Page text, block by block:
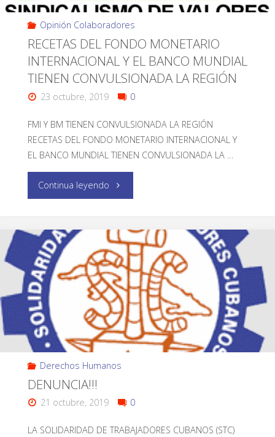
Opinión Colaboradores
RECETAS DEL FONDO MONETARIO
INTERNACIONAL Y EL BANCO MUNDIAL
TIENEN CONVULSIONADA LA REGIÓN
23 octubre, 2019 0
FMI Y BM TIENEN CONVULSIONADA LA REGIÓN
RECETAS DEL FONDO MONETARIO INTERNACIONAL Y
EL BANCO MUNDIAL TIENEN CONVULSIONADA LA …
Continua leyendo
Derechos Humanos
DENUNCIA!!!
21 octubre, 2019 0
LA SOLIDARIDAD DE TRABAJADORES CUBANOS (STC)